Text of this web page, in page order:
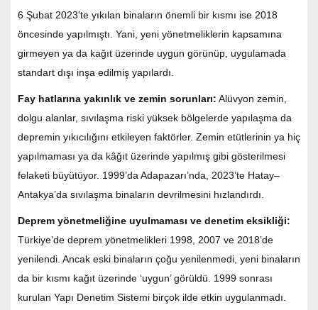
6 Şubat 2023’te yıkılan binaların önemli bir kısmı ise 2018
öncesinde yapılmıştı. Yani, yeni yönetmeliklerin kapsamına
girmeyen ya da kağıt üzerinde uygun görünüp, uygulamada
standart dışı inşa edilmiş yapılardı.
Fay hatlarına yakınlık ve zemin sorunları: Alüvyon zemin,
dolgu alanlar, sıvılaşma riski yüksek bölgelerde yapılaşma da
depremin yıkıcılığını etkileyen faktörler. Zemin etütlerinin ya hiç
yapılmaması ya da kâğıt üzerinde yapılmış gibi gösterilmesi
felaketi büyütüyor. 1999’da Adapazarı’nda, 2023’te Hatay–
Antakya’da sıvılaşma binaların devrilmesini hızlandırdı.
Deprem yönetmeliğine uyulmaması ve denetim eksikliği:
Türkiye’de deprem yönetmelikleri 1998, 2007 ve 2018’de
yenilendi. Ancak eski binaların çoğu yenilenmedi, yeni binaların
da bir kısmı kağıt üzerinde ‘uygun’ görüldü. 1999 sonrası
kurulan Yapı Denetim Sistemi birçok ilde etkin uygulanmadı.